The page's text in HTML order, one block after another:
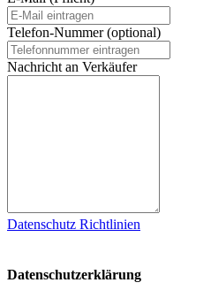
Telefon-Nummer (optional)
Nachricht an Verkäufer
Datenschutz Richtlinien
Datenschutzerklärung